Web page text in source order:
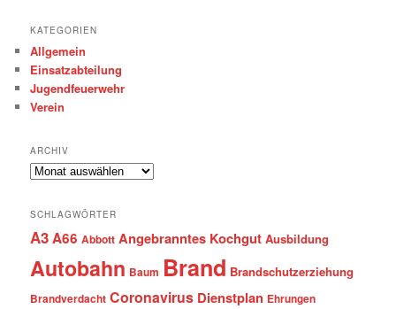
KATEGORIEN
Allgemein
Einsatzabteilung
Jugendfeuerwehr
Verein
ARCHIV
Archiv
SCHLAGWÖRTER
A3A66 Abbott Angebranntes Kochgut Ausbildung
Autobahn Baum Brand Brandschutzerziehung
Brandverdacht Coronavirus Dienstplan Ehrungen